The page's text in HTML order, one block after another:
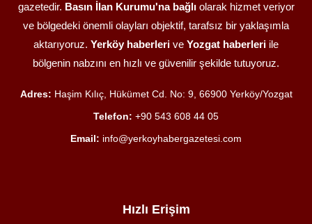
gazetedir. Basın İlan Kurumu'na bağlıolarak hizmet veriyor
ve bölgedeki önemli olayları objektif, tarafsız bir yaklaşımla
aktarıyoruz. Yerköy haberleri ve Yozgat haberleri ile
bölgenin nabzını en hızlı ve güvenilir şekilde tutuyoruz.
Adres: Haşim Kılıç, Hükümet Cd. No: 9, 66900 Yerköy/Yozgat
Telefon: +90 543 608 44 05
Email: info@yerkoyhabergazetesi.com
Hızlı Erişim